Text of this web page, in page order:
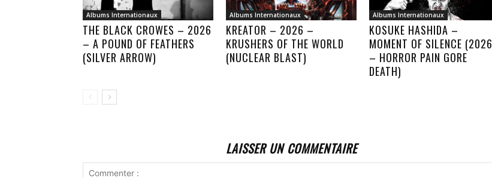
Albums Internationaux
THE BLACK CROWES – 2026
– A POUND OF FEATHERS
(SILVER ARROW)
Albums Internationaux
KREATOR – 2026 –
KRUSHERS OF THE WORLD
(NUCLEAR BLAST)
Albums Internationaux
KOSUKE HASHIDA –
MOMENT OF SILENCE (2026
– HORROR PAIN GORE
DEATH)
LAISSER UN COMMENTAIRE